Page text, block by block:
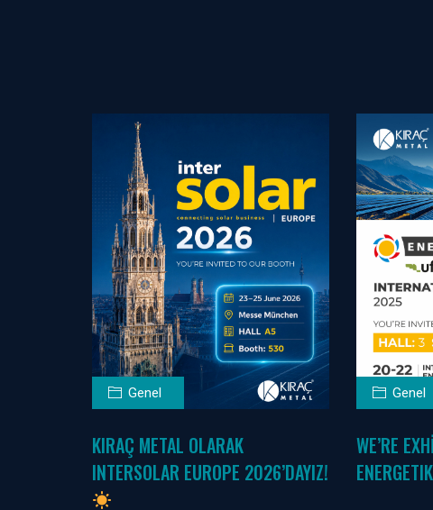
Genel
KIRAÇ METAL OLARAK
INTERSOLAR EUROPE 2026’DAYIZ!
Genel
WE’RE